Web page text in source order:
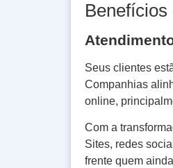
Seus clientes
Companhias
online,
Com a
Sites, redes
frente quem